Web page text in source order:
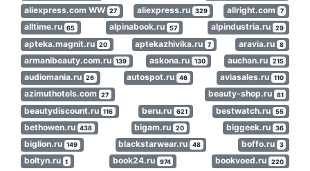
aliexpress.com WW 27 aliexpress.ru 329 allright.com 7
alltime.ru 65 alpinabook.ru 57 alpindustria.ru 29
apteka.magnit.ru 20 aptekazhivika.ru 7 aravia.ru 8
armanibeauty.com.ru 139 askona.ru 130 auchan.ru 215
audiomania.ru 26 autospot.ru 46 aviasales.ru 110
azimuthotels.com 27 beauty-shop.ru 81
beautydiscount.ru 116 beru.ru 621 bestwatch.ru 55
bethowen.ru 438 bigam.ru 20 biggeek.ru 36
biglion.ru 149 blackstarwear.ru 48 boffo.ru 3
boltyn.ru 1 book24.ru 974 bookvoed.ru 220